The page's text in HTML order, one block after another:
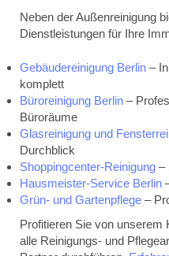
Neben der Außenreinigung
Dienstleistungen für Ihre
Gebäudereinigung Berlin –
komplett
Büroreinigung Berlin –
Büroräume
Glasreinigung und
Durchblick
Shoppingcenter-Reinigung –
Hausmeister-Service Berlin
Grün- und Gartenpflege –
Profitieren Sie von
alle Reinigungs- und